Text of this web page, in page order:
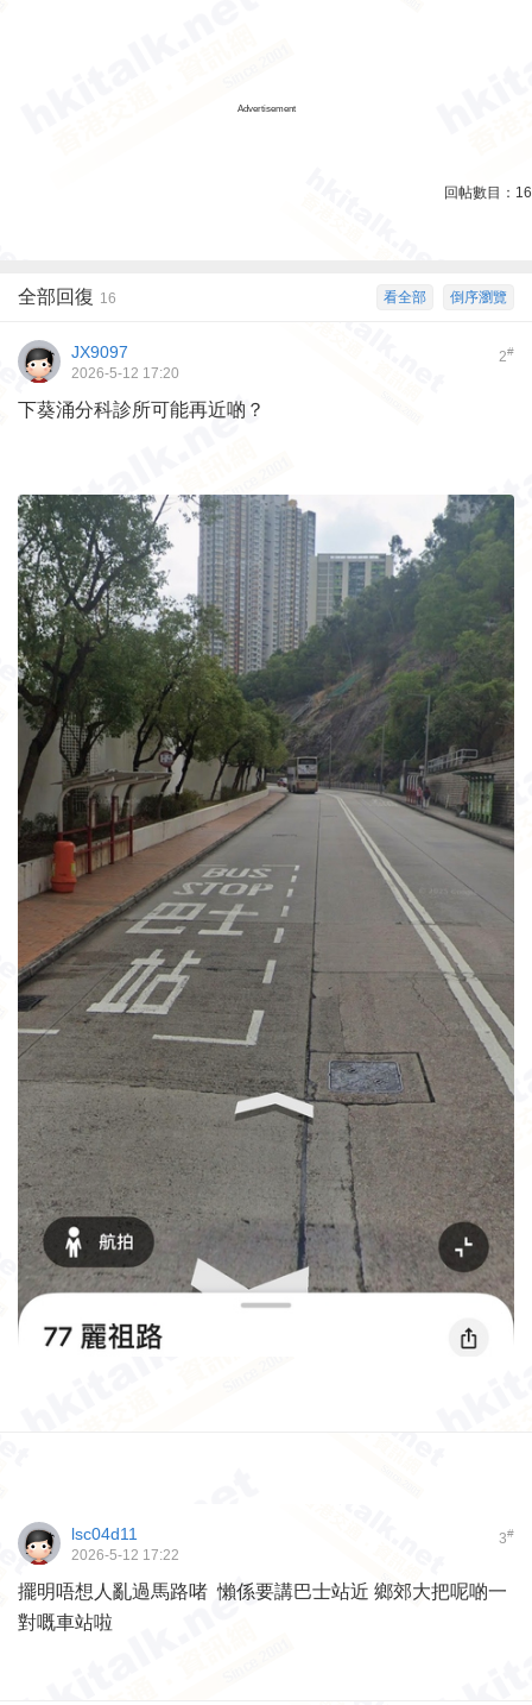
Advertisement
回帖數目： 16
倒序瀏覽
看全部
全部回復 16
2#
JX9097
2026-5-12 17:20
下葵涌分科診所可能再近啲？
3#
lsc04d11
2026-5-12 17:22
擺明唔想人亂過馬路啫 懶係要講巴士站近 鄉郊大把呢啲一
對嘅車站啦